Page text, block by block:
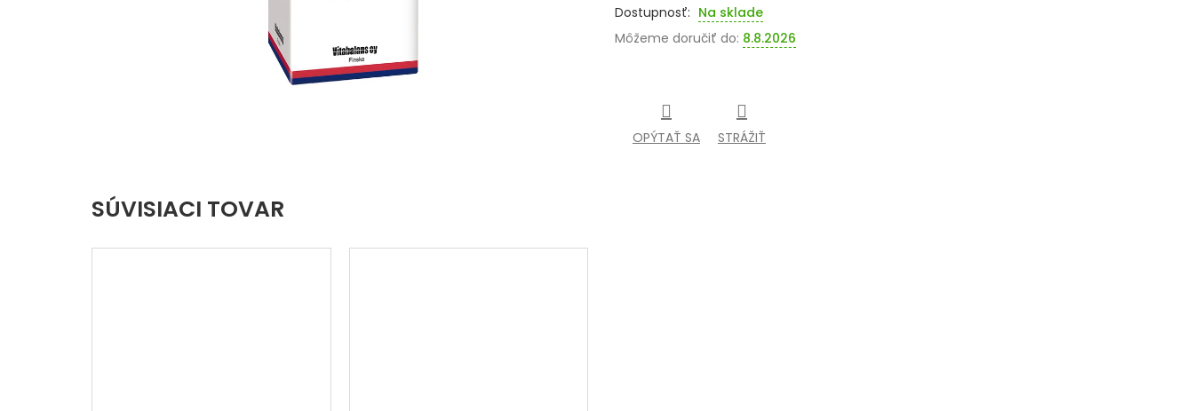
cena:
Na sklade
Môžeme doručiť do: 8.8.2026
OPÝTAŤ SA STRÁŽIŤ
SÚVISIACI TOVAR